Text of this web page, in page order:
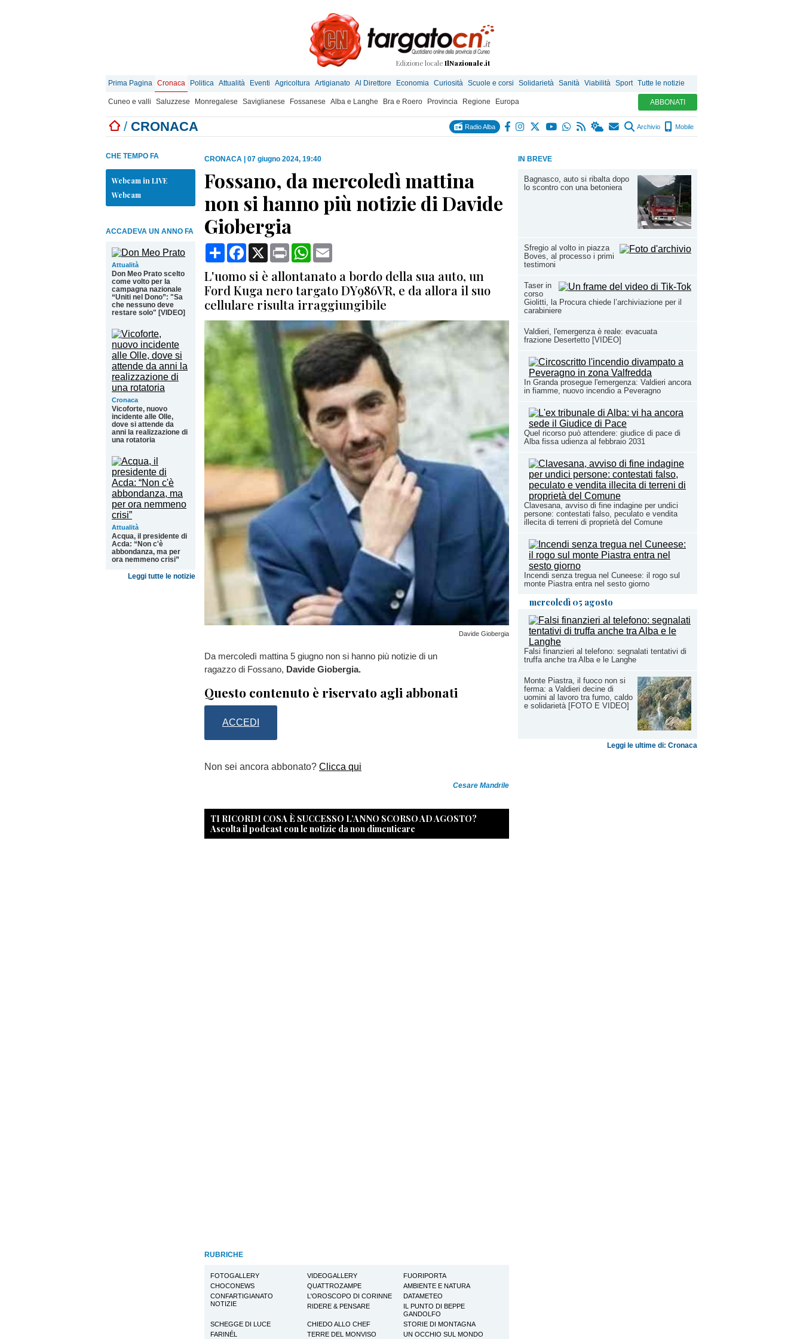
Edizione locale IlNazionale.it
Prima Pagina Cronaca Politica Attualità Eventi Agricoltura Artigianato Al Direttore Economia Curiosità Scuole e corsi Solidarietà Sanità Viabilità Sport Tutte le notizie
Cuneo e valli Saluzzese Monregalese Saviglianese Fossanese Alba e Langhe Bra e Roero Provincia Regione Europa ABBONATI
/ CRONACA Radio Alba Archivio Mobile
IN BREVE
Bagnasco, auto si ribalta dopo
lo scontro con una betoniera
Sfregio al volto in piazza
Boves, al processo i primi
testimoni
Taser in
corso
Giolitti, la Procura chiede l’archiviazione per il
carabiniere
Valdieri, l'emergenza è reale: evacuata
frazione Desertetto [VIDEO]
In Granda prosegue l'emergenza: Valdieri ancora
in fiamme, nuovo incendio a Peveragno
Quel ricorso può attendere: giudice di pace di
Alba fissa udienza al febbraio 2031
Clavesana, avviso di fine indagine per undici
persone: contestati falso, peculato e vendita
illecita di terreni di proprietà del Comune
Incendi senza tregua nel Cuneese: il rogo sul
monte Piastra entra nel sesto giorno
mercoledì 05 agosto
Falsi finanzieri al telefono: segnalati tentativi di
truffa anche tra Alba e le Langhe
Monte Piastra, il fuoco non si
ferma: a Valdieri decine di
uomini al lavoro tra fumo, caldo
e solidarietà [FOTO E VIDEO]
Leggi le ultime di: Cronaca
CHE TEMPO FA
Webcam in LIVE
Webcam
ACCADEVA UN ANNO FA
Attualità
Don Meo Prato scelto
come volto per la
campagna nazionale
“Uniti nel Dono”: "Sa
che nessuno deve
restare solo" [VIDEO]
Cronaca
Vicoforte, nuovo
incidente alle Olle,
dove si attende da
anni la realizzazione di
una rotatoria
Attualità
Acqua, il presidente di
Acda: “Non c'è
abbondanza, ma per
ora nemmeno crisi”
Leggi tutte le notizie
CRONACA 07 giugno 2024, 19:40
Fossano, da mercoledì mattina
non si hanno più notizie di Davide
Giobergia
CondividiFacebook
X Print WhatsApp
L'uomo si è allontanato a bordo della sua auto, un
Ford Kuga nero targato DY986VR, e da allora il suo
cellulare risulta irraggiungibile
Davide Giobergia
Da mercoledì mattina 5 giugno non si hanno più notizie di un
ragazzo di Fossano, Davide Giobergia.
Questo contenuto è riservato agli abbonati
ACCEDI
Non sei ancora abbonato? Clicca qui
Cesare Mandrile
TI RICORDI COSA È SUCCESSO L’ANNO SCORSO AD AGOSTO?
Ascolta il podcast con le notizie da non dimenticare
RUBRICHE
FOTOGALLERY VIDEOGALLERY
FUORIPORTA
CHOCONEWS
QUATTROZAMPE
AMBIENTE E NATURA
CONFARTIGIANATO
NOTIZIE
L'OROSCOPO DI CORINNE
DATAMETEO
RIDERE & PENSARE
IL PUNTO DI BEPPE
GANDOLFO
SCHEGGE DI LUCE
CHIEDO ALLO CHEF
STORIE DI MONTAGNA
FARINÉL
TERRE DEL MONVISO UN OCCHIO SUL MONDO